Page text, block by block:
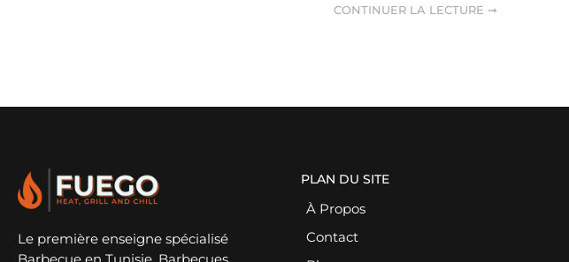
CONTINUER LA LECTURE ➞
Le première enseigne spécialisé
PLAN DU SITE
À Propos
Contact